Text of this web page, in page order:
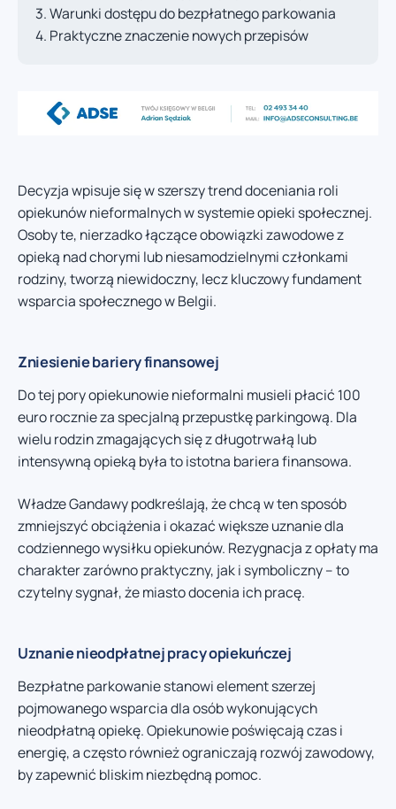
Warunki dostępu do bezpłatnego parkowania
Praktyczne znaczenie nowych przepisów
Decyzja wpisuje się w szerszy trend doceniania roli
opiekunów nieformalnych w systemie opieki społecznej.
Osoby te, nierzadko łączące obowiązki zawodowe z
opieką nad chorymi lub niesamodzielnymi członkami
rodziny, tworzą niewidoczny, lecz kluczowy fundament
wsparcia społecznego w Belgii.
Zniesienie bariery finansowej
Do tej pory opiekunowie nieformalni musieli płacić 100
euro rocznie za specjalną przepustkę parkingową. Dla
wielu rodzin zmagających się z długotrwałą lub
intensywną opieką była to istotna bariera finansowa.
Władze Gandawy podkreślają, że chcą w ten sposób
zmniejszyć obciążenia i okazać większe uznanie dla
codziennego wysiłku opiekunów. Rezygnacja z opłaty ma
charakter zarówno praktyczny, jak i symboliczny – to
czytelny sygnał, że miasto docenia ich pracę.
Uznanie nieodpłatnej pracy opiekuńczej
Bezpłatne parkowanie stanowi element szerzej
pojmowanego wsparcia dla osób wykonujących
nieodpłatną opiekę. Opiekunowie poświęcają czas i
energię, a często również ograniczają rozwój zawodowy,
by zapewnić bliskim niezbędną pomoc.